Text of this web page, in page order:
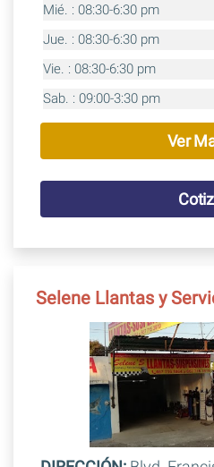
Mié. : 08:30-6:30 pm
Jue. : 08:30-6:30 pm
Vie. : 08:30-6:30 pm
Sab. : 09:00-3:30 pm
Ver
Selene Llantas y